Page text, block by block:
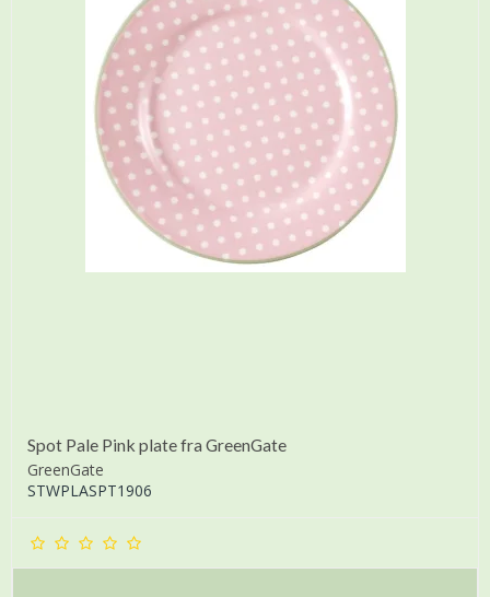
Spot Pale Pink plate fra GreenGate
GreenGate
STWPLASPT1906